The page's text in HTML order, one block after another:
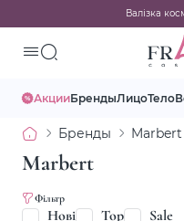
Валізка
АкцииБрендыЛицоТело
Бренды Marbert
Marbert
Фільтр
Нові Top Sale